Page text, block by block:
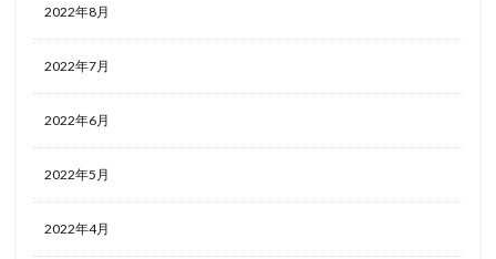
2022年8月
2022年7月
2022年6月
2022年5月
2022年4月